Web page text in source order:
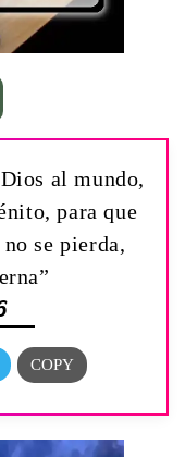
al mundo,
para que
se pierda,